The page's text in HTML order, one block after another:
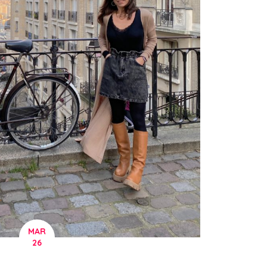
MAR
26